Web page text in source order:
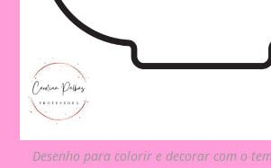
Desenho para colorir e decorar com o